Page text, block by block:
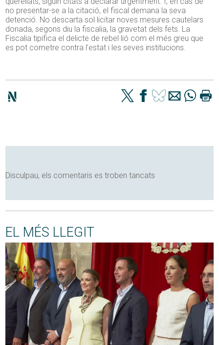
no presentar-se a la citació, el fiscal demana la seva
detenció. No descarta sol·licitar noves mesures cautelars
donada, segons diu la fiscalia, la gravetat dels fets. La
Fiscalia tipifica el delicte de rebel·lió com el més greu que
es pot cometre contra l’estat i les seves institucions.
Disculpau, els comentaris es troben tancats
EL MÉS LLEGIT